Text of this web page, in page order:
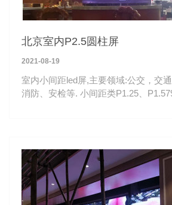
北京室内P2.5圆柱屏
2021-08-19
室内小间距led屏,主要领域:公交，交通
消防、安检等. 小间距类P1.25、